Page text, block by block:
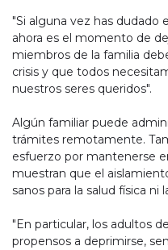
"Si alguna vez has dudado
ahora es el momento de
miembros de la familia
crisis y que todos
nuestros seres queridos".
Algún familiar puede
trámites remotamente.
esfuerzo por mantenerse
muestran que el
sanos para la salud física ni
"En particular, los adultos
propensos a deprimirse,